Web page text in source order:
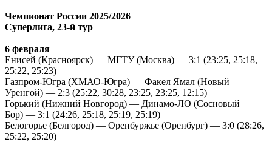
Чемпионат России 2025/2026
Суперлига, 23-й тур
6 февраля
Енисей (Красноярск) — МГТУ (Москва) — 3:1 (23:25, 25:18,
25:22, 25:23)
Газпром-Югра (ХМАО-Югра) — Факел Ямал (Новый
Уренгой) — 2:3 (25:22, 30:28, 23:25, 23:25, 12:15)
Горький (Нижний Новгород) — Динамо-ЛО (Сосновый
Бор) — 3:1 (24:26, 25:18, 25:19, 25:19)
Белогорье (Белгород) — Оренбуржье (Оренбург) — 3:0 (28:26,
25:22, 25:20)